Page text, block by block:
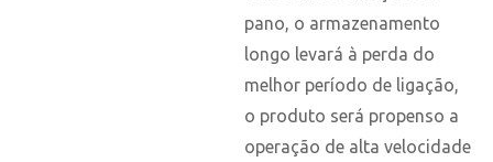
pano, o armazenamento
longo levará à perda do
melhor período de ligação,
o produto será propenso a
operação de alta velocidade